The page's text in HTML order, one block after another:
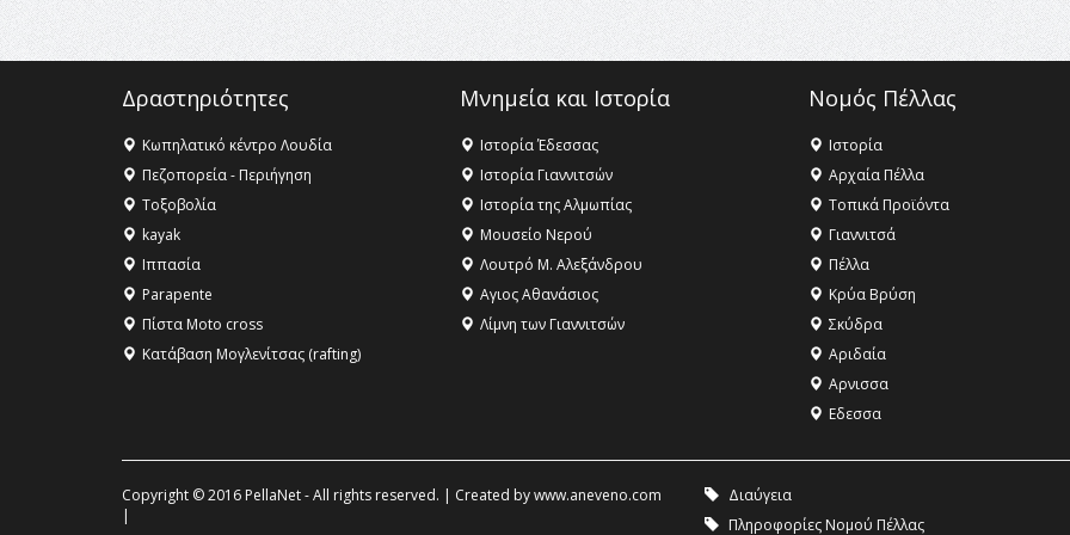
Δραστηριότητες
Κωπηλατικό κέντρο Λουδία
Πεζοπορεία - Περιήγηση
Τοξοβολία
kayak
Ιππασία
Parapente
Πίστα Moto cross
Κατάβαση Μογλενίτσας (rafting)
Μνημεία και Ιστορία
Ιστορία Έδεσσας
Ιστορία Γιαννιτσών
Ιστορία της Αλμωπίας
Μουσείο Νερού
Λουτρό Μ. Αλεξάνδρου
Αγιος Αθανάσιος
Λίμνη των Γιαννιτσών
Νομός Πέλλας
Ιστορία
Αρχαία Πέλλα
Τοπικά Προϊόντα
Γιαννιτσά
Πέλλα
Κρύα Βρύση
Σκύδρα
Αριδαία
Aρνισσα
Eδεσσα
Copyright © 2016 PellaNet - All rights reserved. | Created bywww.aneveno.com
|
Διαύγεια
Πληροφορίες Νομού Πέλλας